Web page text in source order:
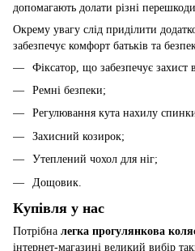
допомагають долати різні перешкоди.
Окрему увагу слід приділити
забезпечує комфорт батьків та
Фіксатор, що забезпечує захист
Ремні безпеки;
Регулювання кута нахилу
Захисний козирок;
Утеплений чохол для ніг;
Дощовик.
Купівля у нас
Потрібна легка прогулянкова
інтернет-магазині великий вибір